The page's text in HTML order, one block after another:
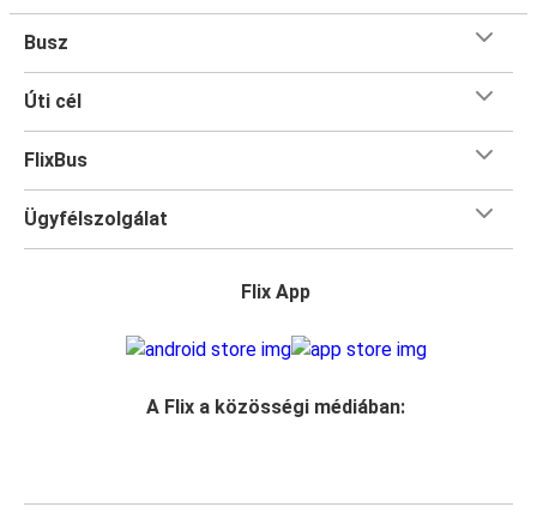
Busz
Úti cél
FlixBus
Ügyfélszolgálat
Flix App
A Flix a közösségi médiában: